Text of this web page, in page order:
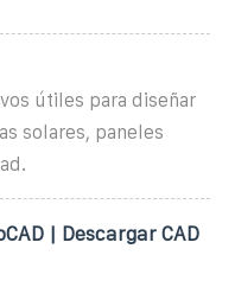
útiles para diseñar
solares, paneles
| Descargar CAD